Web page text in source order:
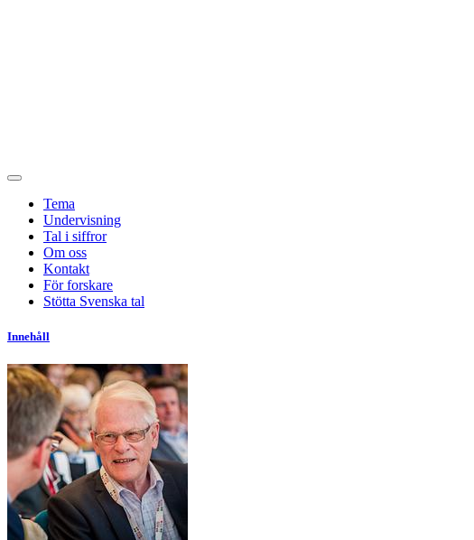
Tema
Undervisning
Tal i siffror
Om oss
Kontakt
För forskare
Stötta Svenska tal
Innehåll